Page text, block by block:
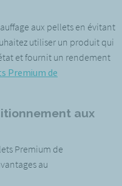
aux pellets en évitant
utiliser un produit qui
et fournit un rendement
Premium de
aux
Premium de
au